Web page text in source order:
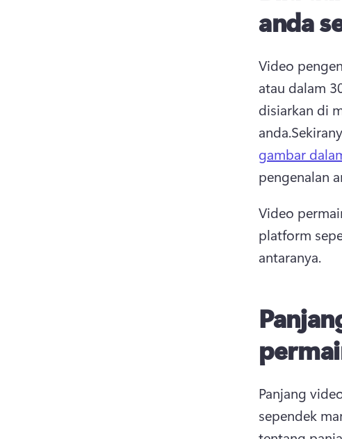
anda
Video
atau dalam
disiarkan di
anda.
gambar
pengenalan
Video
platform
antaranya.
Panjang
sependek